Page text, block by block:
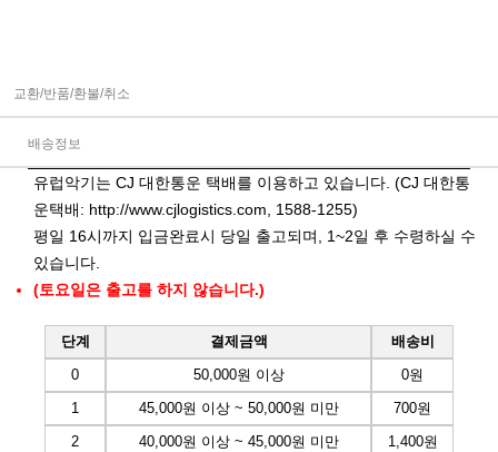
교환/반품/환불/취소
배송정보
유럽악기는 CJ 대한통운 택배를 이용하고 있습니다. (CJ 대한통
운택배: http://www.cjlogistics.com, 1588-1255)
평일 16시까지 입금완료시 당일 출고되며, 1~2일 후 수령하실 수
있습니다.
(토요일은 출고를 하지 않습니다.)
단계 결제금액
배송비
0
50,000원 이상
0원
1
45,000원 이상 ~ 50,000원 미만
700원
2
40,000원 이상 ~ 45,000원 미만
1,400원